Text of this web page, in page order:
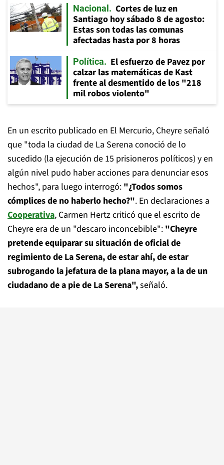
Nacional
Cortes de luz en
Santiago hoy sábado 8 de agosto:
Estas son todas las comunas
afectadas hasta por 8 horas
Política
El esfuerzo de Pavez por
calzar las matemáticas de Kast
frente al desmentido de los "218
mil robos violento"
En un escrito publicado en El Mercurio, Cheyre señaló
que "toda la ciudad de La Serena conoció de lo
sucedido (la ejecución de 15 prisioneros políticos) y en
algún nivel pudo haber acciones para denunciar esos
hechos", para luego interrogó: "¿Todos somos
cómplices de no haberlo hecho?". En declaraciones a
Cooperativa, Carmen Hertz criticó que el escrito de
Cheyre era de un "descaro inconcebible": "Cheyre
pretende equiparar su situación de oficial de
regimiento de La Serena, de estar ahí, de estar
subrogando la jefatura de la plana mayor, a la de un
ciudadano de a pie de La Serena",señaló.